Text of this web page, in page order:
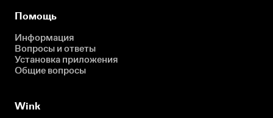
Помощь
Информация
Вопросы и ответы
Установка приложения
Общие вопросы
Wink